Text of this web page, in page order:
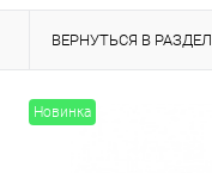
ВЕРНУТЬСЯ В РАЗДЕЛ
Новинка